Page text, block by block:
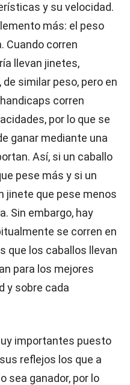
y su velocidad.
más: el peso
Cuando corren
llevan jinetes,
similar peso, pero en
corren
por lo que se
ganar mediante una
Así, si un caballo
pese más y si un
jinete que pese menos
Sin embargo, hay
se corren en
que los caballos llevan
para los mejores
y sobre cada
importantes puesto
reflejos los que a
sea ganador, por lo